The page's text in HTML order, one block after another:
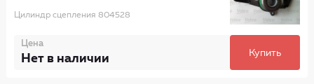
Цилиндр сцепления 804528
Цена
Нет в наличии Купить